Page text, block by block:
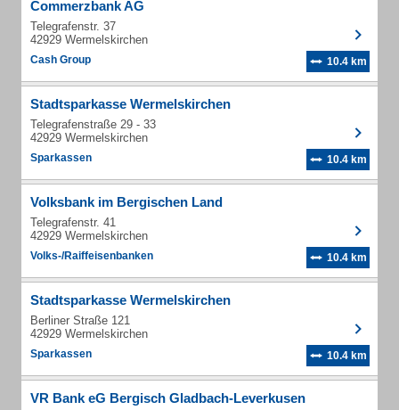
Commerzbank AG
Telegrafenstr. 37
42929 Wermelskirchen
Cash Group 10.4 km
Stadtsparkasse Wermelskirchen
Telegrafenstraße 29 - 33
42929 Wermelskirchen
Sparkassen 10.4 km
Volksbank im Bergischen Land
Telegrafenstr. 41
42929 Wermelskirchen
Volks-/Raiffeisenbanken 10.4 km
Stadtsparkasse Wermelskirchen
Berliner Straße 121
42929 Wermelskirchen
Sparkassen 10.4 km
VR Bank eG Bergisch Gladbach-Leverkusen